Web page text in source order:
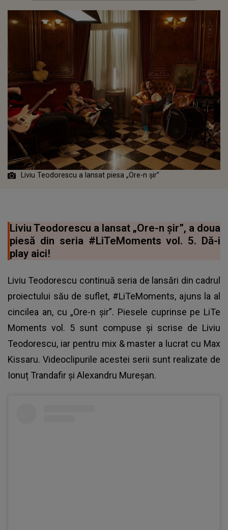
Liviu Teodorescu a lansat piesa „Ore-n șir”
Liviu Teodorescu a lansat „Ore-n șir”, a doua
piesă din seria #LiTeMoments vol. 5. Dă-i
play aici!
Liviu Teodorescu continuă seria de lansări din cadrul
proiectului său de suflet, #LiTeMoments, ajuns la al
cincilea an, cu „Ore-n șir”. Piesele cuprinse pe LiTe
Moments vol. 5 sunt compuse și scrise de Liviu
Teodorescu, iar pentru mix & master a lucrat cu Max
Kissaru. Videoclipurile acestei serii sunt realizate de
Ionuț Trandafir și Alexandru Mureșan.